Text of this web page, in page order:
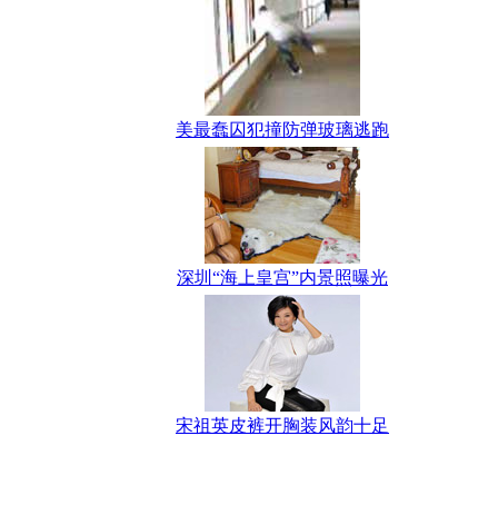
美最蠢囚犯撞防弹玻璃逃跑
深圳“海上皇宫”内景照曝光
宋祖英皮裤开胸装风韵十足